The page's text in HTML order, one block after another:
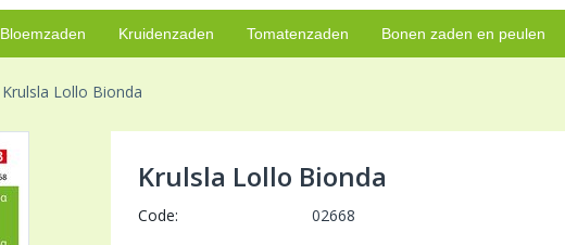
Bloemzaden Kruidenzaden Tomatenzaden Bonen zaden en peulen
Krulsla Lollo Bionda
Krulsla Lollo Bionda
Code: 02668